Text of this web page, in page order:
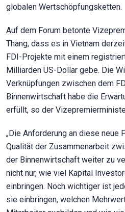
globalen Wertschöpfungsketten.
Auf dem Forum betonte
Thang, dass es in Vietnam
FDI-Projekte mit einem
Milliarden US-Dollar gebe. Die
Verknüpfungen zwischen dem
Binnenwirtschaft habe die
erfüllt, so der
„Die Anforderung an diese neue
Qualität der Zusammenarbeit
der Binnenwirtschaft weiter zu
nicht nur, wie viel Kapital
einbringen. Noch wichtiger ist
sie einbringen, welchen